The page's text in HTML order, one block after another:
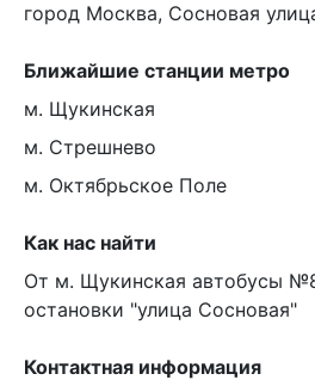
город Москва, Сосновая
Ближайшие станции метро
м. Щукинская
м. Стрешнево
м. Октябрьское Поле
Как нас найти
От м. Щукинская автобусы
остановки "улица Сосновая"
Контактная информация